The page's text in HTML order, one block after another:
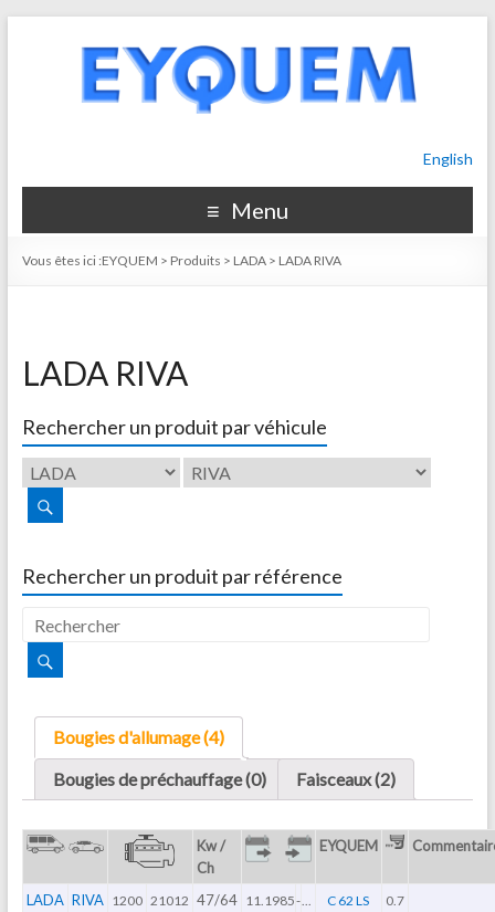
English
Menu
Vous êtes ici :EYQUEM > Produits > LADA> LADA RIVA
LADA RIVA
Rechercher un produit par véhicule
Rechercher un produit par référence
Bougies d'allumage (4)
Bougies de préchauffage (0)
Faisceaux (2)
Kw /
Ch
EYQUEM
LADA RIVA 1200 21012 47/64 11.1985-
C 62 LS
0.7